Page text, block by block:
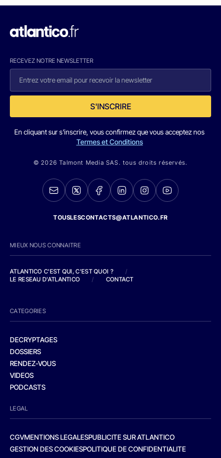
RECEVEZ NOTRE NEWSLETTER
S'INSCRIRE
En cliquant sur s'inscrire, vous confirmez que vous acceptez nos
Termes et Conditions
© 2026 Talmont Media SAS. tous droits réservés.
TOUSLESCONTACTS@ATLANTICO.FR
MIEUX NOUS CONNAITRE
ATLANTICO C'EST QUI, C'EST QUOI ?
/
LE RESEAU D'ATLANTICO
/ CONTACT
CATEGORIES
DECRYPTAGES
DOSSIERS
RENDEZ-VOUS
VIDEOS
PODCASTS
LEGAL
CGVMENTIONS LEGALESPUBLICITE SUR ATLANTICO
GESTION DES COOKIESPOLITIQUE DE CONFIDENTIALITE